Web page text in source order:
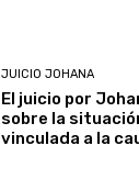
JUICIO JOHANA
El juicio por
sobre la
vinculada a la